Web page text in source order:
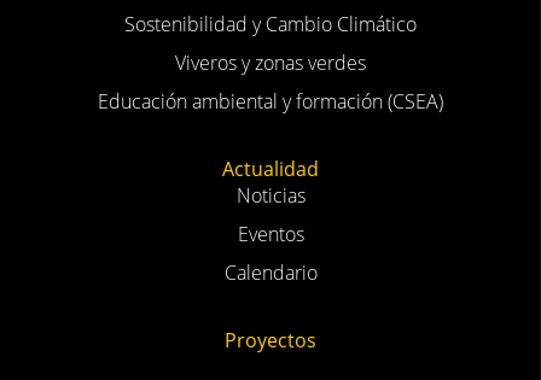
Sostenibilidad y Cambio Climático
Viveros y zonas verdes
Educación ambiental y formación (CSEA)
Actualidad
Noticias
Eventos
Calendario
Proyectos